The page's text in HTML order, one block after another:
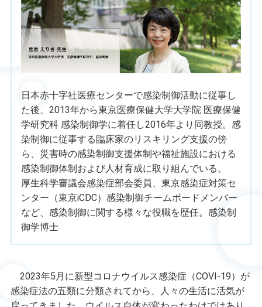
日本赤十字社医療センターで感染制御活動に従事し
た後、2013年から東京医療保健大学大学院 医療保健
学研究科 感染制御学に着任し2016年より同教授。感
染制御に従事する臨床家のリスキリング支援の傍
ら、災害時の感染制御支援体制や福祉施設における
感染制御体制および人材育成に取り組んでいる。
厚生科学審議会感染症部会委員、東京感染症対策セ
ンター（東京iCDC）感染制御チームボードメンバー
など、感染制御に関する様々な役職を歴任。感染制
御学博士
2023年5月に新型コロナウイルス感染症（COVI-19）が
感染症法の五類に分類されてから、人々の生活に活気が